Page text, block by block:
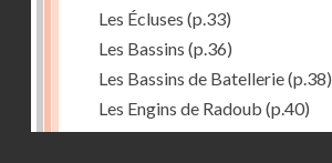
Les Écluses (p.33)
Les Bassins (p.36)
Les Bassins de Batellerie(p.38)
Les Engins de Radoub (p.40)
L'Outillage du Port(p.41)